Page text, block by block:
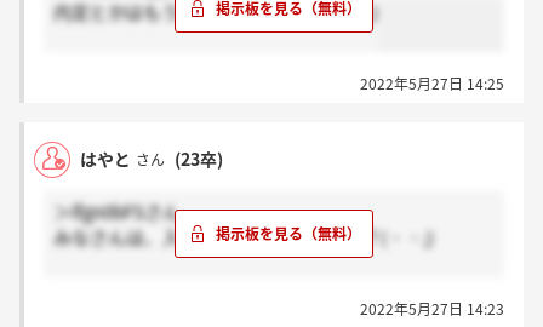
内定とかはもう既に出ましたか？(・・;)
2022年5月27日 14:25
はやと さん (23卒)
＞lfgn0bFSさん
みなさんは、入社をもう決めましたか？(・・;)
2022年5月27日 14:23